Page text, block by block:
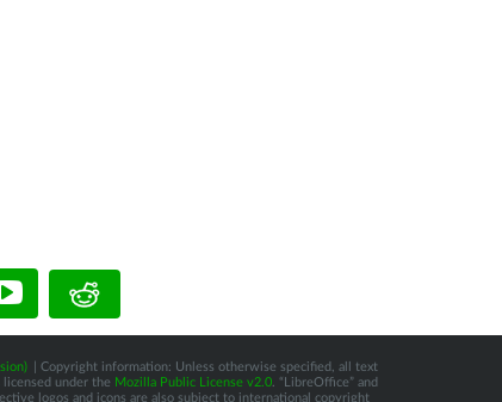
| Copyright information: Unless otherwise specified, all text
under the Mozilla Public License v2.0. “LibreOffice” and
logos and icons are also subject to international copyright